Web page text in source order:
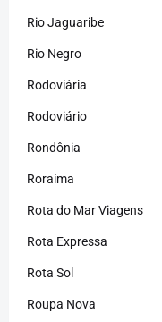
Rio Jaguaribe
Rio Negro
Rodoviária
Rodoviário
Rondônia
Roraíma
Rota do Mar Viagens
Rota Expressa
Rota Sol
Roupa Nova